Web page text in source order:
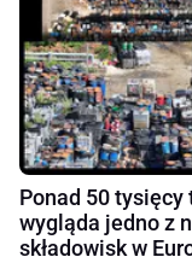
Ponad 50 tysięcy
wygląda jedno z
składowisk w